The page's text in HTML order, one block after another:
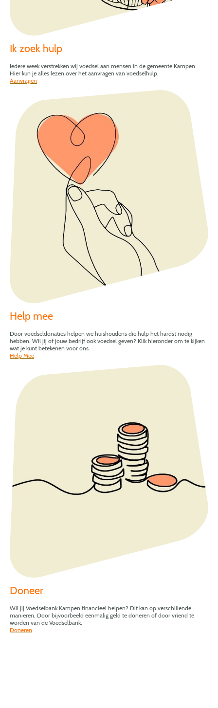
Ik zoek hulp
Iedere week verstrekken wij voedsel aan mensen in de gemeente Kampen.
Hier kun je alles lezen over het aanvragen van voedselhulp.
Aanvragen
Help mee
Door voedseldonaties helpen we huishoudens die hulp het hardst nodig
hebben. Wil jij of jouw bedrijf ook voedsel geven? Klik hieronder om te kijken
wat je kunt betekenen voor ons.
Help Mee
Doneer
Wil jij Voedselbank Kampen financieel helpen? Dit kan op verschillende
manieren. Door bijvoorbeeld eenmalig geld te doneren of door vriend te
worden van de Voedselbank.
Doneren